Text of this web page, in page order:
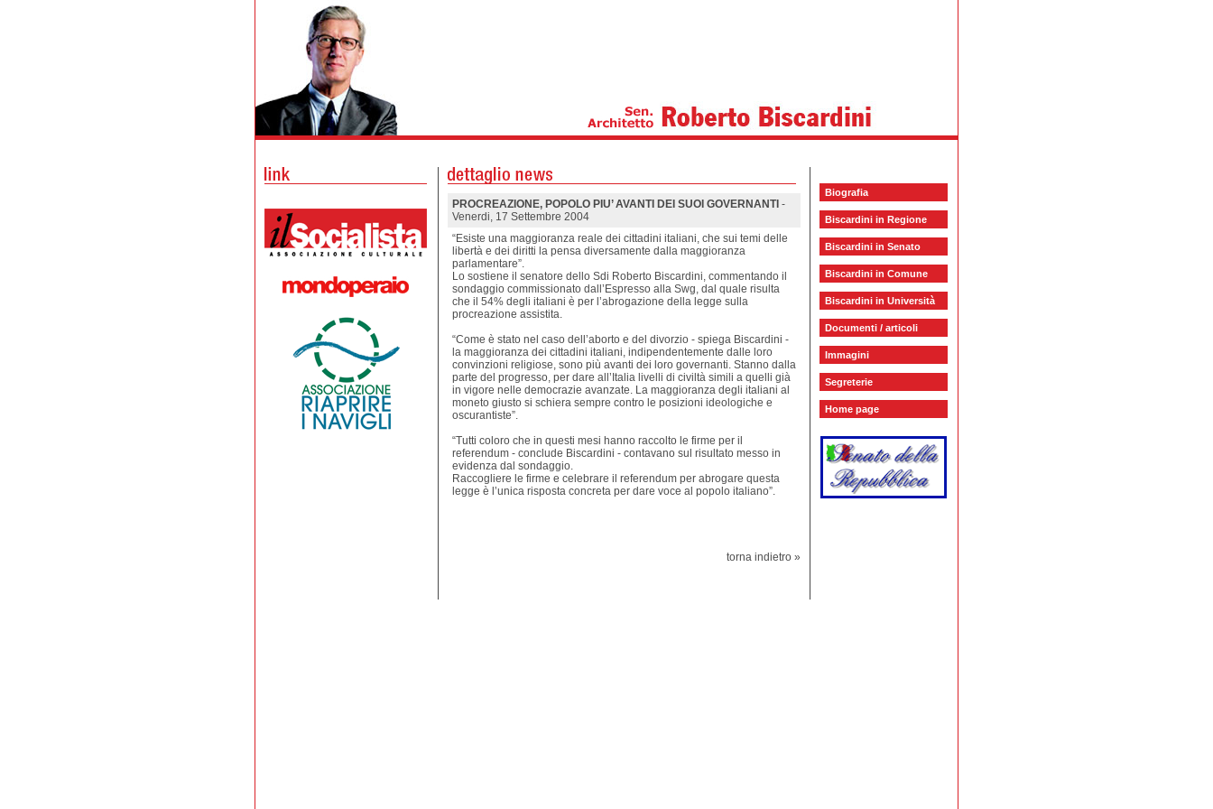
PROCREAZIONE, POPOLO PIU’ AVANTI DEI SUOI GOVERNANTI -
Venerdi, 17 Settembre 2004
“Esiste una maggioranza reale dei cittadini italiani, che sui temi delle
libertà e dei diritti la pensa diversamente dalla maggioranza
parlamentare”.
Lo sostiene il senatore dello Sdi Roberto Biscardini, commentando il
sondaggio commissionato dall’Espresso alla Swg, dal quale risulta
che il 54% degli italiani è per l’abrogazione della legge sulla
procreazione assistita.
“Come è stato nel caso dell’aborto e del divorzio - spiega Biscardini -
la maggioranza dei cittadini italiani, indipendentemente dalle loro
convinzioni religiose, sono più avanti dei loro governanti. Stanno dalla
parte del progresso, per dare all’Italia livelli di civiltà simili a quelli già
in vigore nelle democrazie avanzate. La maggioranza degli italiani al
moneto giusto si schiera sempre contro le posizioni ideologiche e
oscurantiste”.
“Tutti coloro che in questi mesi hanno raccolto le firme per il
referendum - conclude Biscardini - contavano sul risultato messo in
evidenza dal sondaggio.
Raccogliere le firme e celebrare il referendum per abrogare questa
legge è l’unica risposta concreta per dare voce al popolo italiano”.
torna indietro »
Biografia
Biscardini in Regione
Biscardini in Senato
Biscardini in Comune
Biscardini in Università
Documenti / articoli
Immagini
Segreterie
Home page